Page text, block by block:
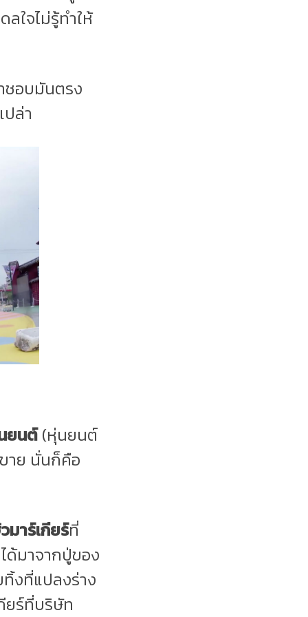
ใจไม่รู้ทำให้
ชอบมันตรง
ล่า
ยนต์(หุ่นยนต์
าย นั่นก็คือ
าร์เกียร์ที่
ด้มาจากปู่ของ
ทิ้งที่แปลงร่าง
ยร์ที่บริษัท